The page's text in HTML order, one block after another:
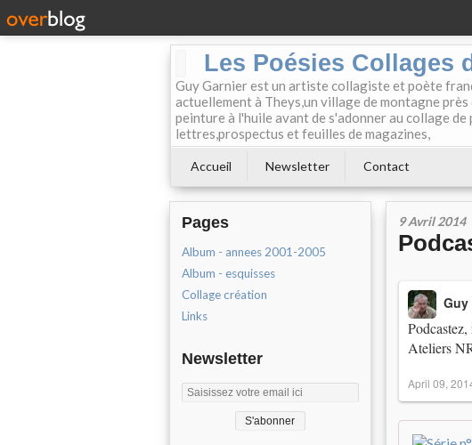
Les Poésies Collages
Guy Garnier est un artiste collagiste et poète
actuellement à Theys,un village de montagne
peinture à l'huile avant de s'adonner au collage
lettres,prospectus et feuilles de magazines,
Accueil Newsletter Contact
Pages
Album - annees 2001-2005
Album - esquisses
Collage création
Links
Newsletter
9 Avril 2014
Ateliers
Guy
April 09,